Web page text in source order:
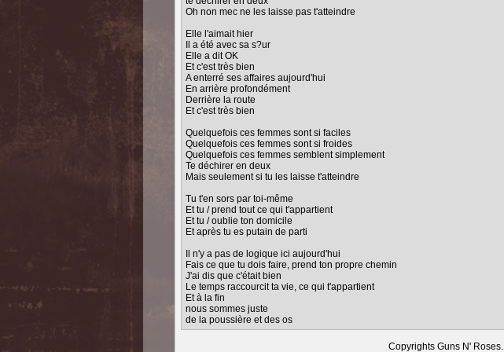
Oh non mec ne les laisse pas t'atteindre
Elle l'aimait hier
Il a été avec sa s?ur
Elle a dit OK
Et c'est très bien
A enterré ses affaires aujourd'hui
En arrière profondément
Derrière la route
Et c'est très bien
Quelquefois ces femmes sont si faciles
Quelquefois ces femmes sont si froides
Quelquefois ces femmes semblent simplement
Te déchirer en deux
Mais seulement si tu les laisse t'atteindre
Tu t'en sors par toi-même
Et tu / prend tout ce qui t'appartient
Et tu / oublie ton domicile
Et après tu es putain de parti
Il n'y a pas de logique ici aujourd'hui
Fais ce que tu dois faire, prend ton propre chemin
J'ai dis que c'était bien
Le temps raccourcit ta vie, ce qui t'appartient
Et à la fin
nous sommes juste
de la poussière et des os
Copyrights Guns N' Roses.